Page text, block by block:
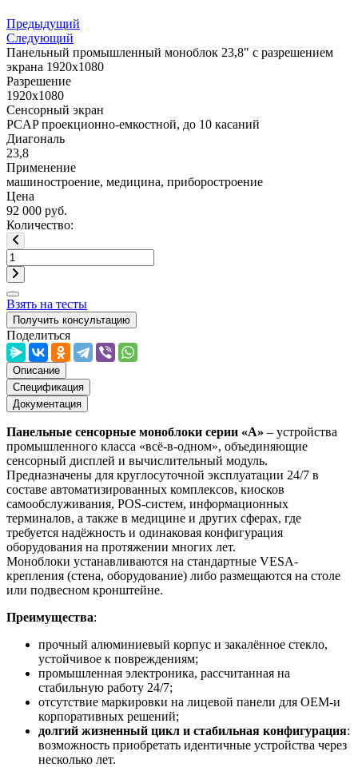
Предыдущий
Следующий
Панельный промышленный моноблок 23,8" с разрешением
экрана 1920x1080
Разрешение
1920x1080
Сенсорный экран
PCAP проекционно-емкостной, до 10 касаний
Диагональ
23,8
Применение
машиностроение, медицина, приборостроение
Цена
92 000 руб.
Количество:
Взять на тесты
Получить консультацию
Поделиться
Описание
Спецификация
Документация
Панельные сенсорные моноблоки серии «А» – устройства
промышленного класса «всё-в-одном», объединяющие
сенсорный дисплей и вычислительный модуль.
Предназначены для круглосуточной эксплуатации 24/7 в
составе автоматизированных комплексов, киосков
самообслуживания, POS-систем, информационных
терминалов, а также в медицине и других сферах, где
требуется надёжность и одинаковая конфигурация
оборудования на протяжении многих лет.
Моноблоки устанавливаются на стандартные VESA-
крепления (стена, оборудование) либо размещаются на столе
или подвесном кронштейне.
Преимущества:
прочный алюминиевый корпус и закалённое стекло,
устойчивое к повреждениям;
промышленная электроника, рассчитанная на
стабильную работу 24/7;
отсутствие маркировки на лицевой панели для OEM-и
корпоративных решений;
долгий жизненный цикл и стабильная конфигурация:
возможность приобретать идентичные устройства через
несколько лет.